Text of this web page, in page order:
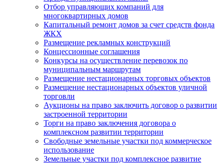
Отбор управляющих компаний для
многоквартирных домов
Капитальный ремонт домов за счет средств фонда
ЖКХ
Размещение рекламных конструкций
Концессионные соглашения
Конкурсы на осуществление перевозок по
муниципальным маршрутам
Размещение нестационарных торговых объектов
Размещение нестационарных объектов уличной
торговли
Аукционы на право заключить договор о развитии
застроенной территории
Торги на право заключения договора о
комплексном развитии территории
Свободные земельные участки под коммерческое
использование
Земельные участки под комплексное развитие